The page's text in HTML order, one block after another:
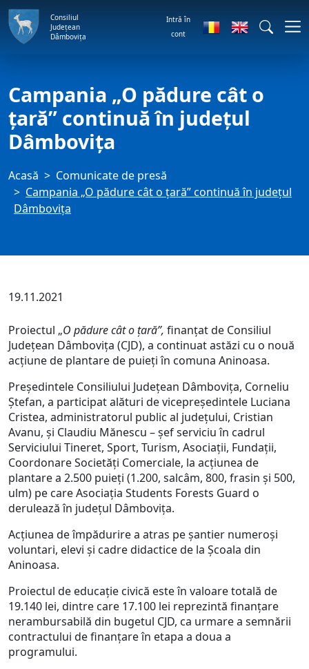
Consiliul
Județean
Dâmbovița
Intră în
cont
Campania „O pădure cât o
țară” continuă în județul
Dâmbovița
Acasă
Comunicate de presă
Campania „O pădure cât o țară” continuă în județul
Dâmbovița
19.11.2021
Proiectul „O pădure cât o țară”, finanțat de Consiliul
Județean Dâmbovița (CJD), a continuat astăzi cu o nouă
acțiune de plantare de puieți în comuna Aninoasa.
Președintele Consiliului Județean Dâmbovița, Corneliu
Ștefan, a participat alături de vicepreședintele Luciana
Cristea, administratorul public al județului, Cristian
Avanu, și Claudiu Mănescu – șef serviciu în cadrul
Serviciului Tineret, Sport, Turism, Asociații, Fundații,
Coordonare Societăți Comerciale, la acțiunea de
plantare a 2.500 puieți (1.200, salcâm, 800, frasin și 500,
ulm) pe care Asociația Students Forests Guard o
derulează în județul Dâmbovița.
Acțiunea de împădurire a atras pe șantier numeroși
voluntari, elevi și cadre didactice de la Școala din
Aninoasa.
Proiectul de educație civică este în valoare totală de
19.140 lei, dintre care 17.100 lei reprezintă finanțare
nerambursabilă din bugetul CJD, ca urmare a semnării
contractului de finanțare în etapa a doua a
programului.